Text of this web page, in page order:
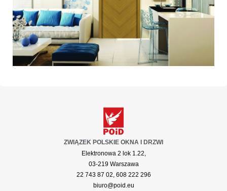
ZWIĄZEK POLSKIE OKNA I DRZWI
Elektronowa 2 lok 1.22,
03-219 Warszawa
22 743 87 02, 608 222 296
biuro@poid.eu